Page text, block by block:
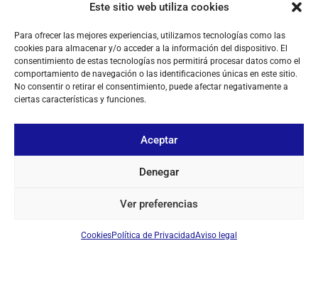
Este sitio web utiliza cookies
Para ofrecer las mejores experiencias, utilizamos tecnologías como las
cookies para almacenar y/o acceder a la información del dispositivo. El
consentimiento de estas tecnologías nos permitirá procesar datos como el
comportamiento de navegación o las identificaciones únicas en este sitio.
No consentir o retirar el consentimiento, puede afectar negativamente a
ciertas características y funciones.
Aceptar
Denegar
Ver preferencias
CookiesPolítica de PrivacidadAviso legal
+ 34 933 348 800
info@pihernz.com
Linkedin
Instagram